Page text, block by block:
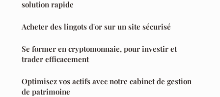
solution rapide
Acheter des lingots d'or sur un site sécurisé
Se former en cryptomonnaie, pour investir et
trader efficacement
Optimisez vos actifs avec notre cabinet de gestion
de patrimoine